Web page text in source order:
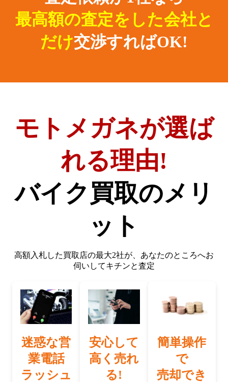
最高額の査定をした会社と
だけ交渉すればOK!
モトメガネが選ば
れる理由!
バイク買取のメリ
ット
高額入札した買取店の最大2社が、 あなたのところへお
伺いしてキチンと査定
迷惑な営
業電話
ラッシュ
安心して
高く売れ
る!
簡単操作
で
売却でき